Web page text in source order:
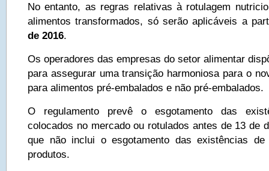
No entanto, as regras relativas à rotulagem
alimentos transformados, só serão aplicáveis a
de 2016.
Os operadores das empresas do setor alimentar
para assegurar uma transição harmoniosa para o
para alimentos pré-embalados e não pré-embalados.
O regulamento prevê o esgotamento das
colocados no mercado ou rotulados antes de 13 de
que não inclui o esgotamento das existências
produtos.